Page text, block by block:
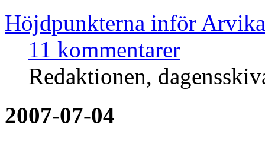
Höjdpunkterna inför
11 kommentarer
Redaktionen,
2007-07-04